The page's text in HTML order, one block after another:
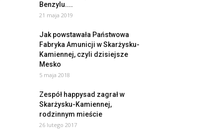
Benzylu....
21 maja 2019
Jak powstawała Państwowa
Fabryka Amunicji w Skarżysku-
Kamiennej, czyli dzisiejsze
Mesko
5 maja 2018
Zespół happysad zagrał w
Skarżysku-Kamiennej,
rodzinnym mieście
26 lutego 2017